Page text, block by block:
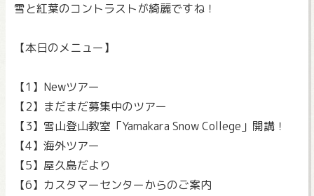
雪と紅葉のコントラストが綺麗ですね！
【本日のメニュー】
【1】Newツアー
【2】まだまだ募集中のツアー
【3】雪山登山教室「Yamakara Snow College」開講！
【4】海外ツアー
【5】屋久島だより
【6】カスタマーセンターからのご案内